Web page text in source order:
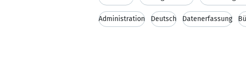
Administration Deutsch Datenerfassung